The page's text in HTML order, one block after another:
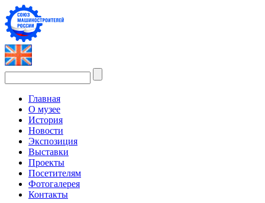
Главная
О музее
История
Новости
Экспозиция
Выставки
Проекты
Посетителям
Фотогалерея
Контакты